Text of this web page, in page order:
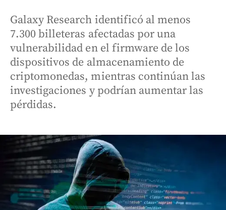
Galaxy Research identificó al menos
7.300 billeteras afectadas por una
vulnerabilidad en el firmware de los
dispositivos de almacenamiento de
criptomonedas, mientras continúan las
investigaciones y podrían aumentar las
pérdidas.